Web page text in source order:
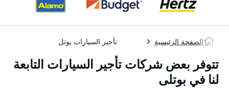
الصفحة الرئيسية تأجير السيارات بوتل
تتوفر بعض شركات تأجير السيارات التابعة
لنا في بوتلی